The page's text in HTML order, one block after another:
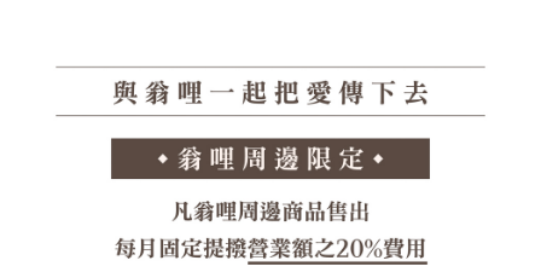
權轉讓予恩沛科技股份有限公司。
２．關於個人資料處理事宜，請瀏覽以下網址：
３．未成年的使用者請事先徵得法定代理人或監護人之同意方可使用
「AFTEE先享後付」，若未經同意申辦者引起之損失，本公司不負相關責
４．使用「AFTEE先享後付」時，將依據個別帳號之用戶狀況，依本公司即
時審查核予不同之上限額度；若仍有額度不足之情形，本公司將視審查結果
請求用戶進行身份認證。
郵局(離島專用)
每筆NT$125，滿NT$1,380(含以上)免運費
海外宅配（貨到付運費）